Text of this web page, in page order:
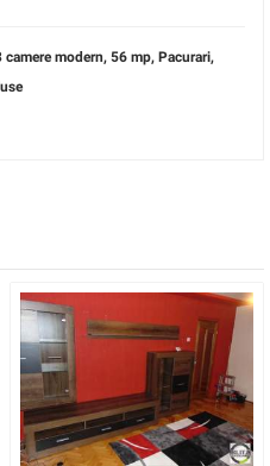
camere modern, 56 mp, Pacurari,